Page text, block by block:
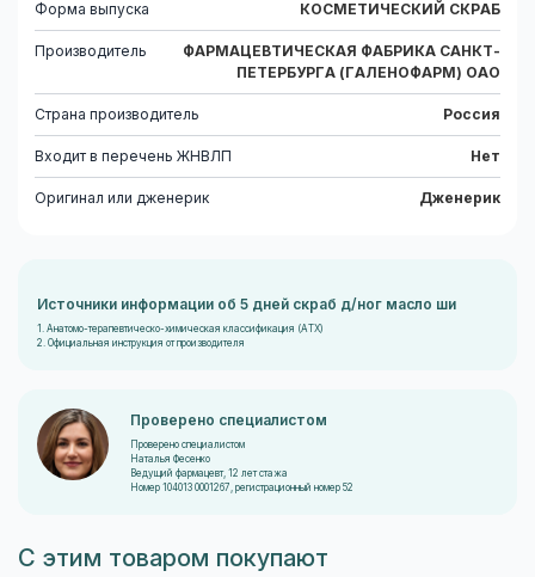
Форма выпуска КОСМЕТИЧЕСКИЙ СКРАБ
Производитель
ФАРМАЦЕВТИЧЕСКАЯ ФАБРИКА САНКТ-
ПЕТЕРБУРГА (ГАЛЕНОФАРМ) ОАО
Страна производитель Россия
Входит в перечень ЖНВЛП Нет
Оригинал или дженерик Дженерик
Источники информации об 5 дней скраб д/ног масло ши
1. Анатомо-терапевтическо-химическая классификация (ATX)
2. Официальная инструкция от производителя
Проверено специалистом
Проверено специалистом
Наталья Фесенко
Ведущий фармацевт, 12 лет стажа
Номер 104013 0001267, регистрационный номер 52
С этим товаром покупают